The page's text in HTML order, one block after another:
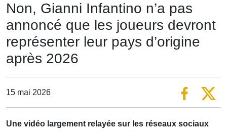
Non, Gianni Infantino n’a pas
annoncé que les joueurs devront
représenter leur pays d’origine
après 2026
15 mai 2026
Une vidéo largement relayée sur les réseaux sociaux